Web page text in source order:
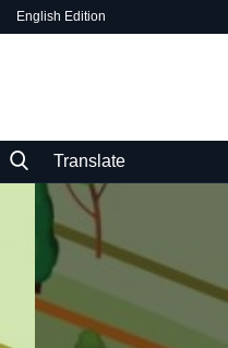
English Edition
Translate